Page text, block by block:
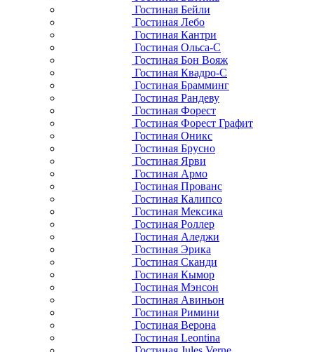
Гостиная Бейли
Гостиная Лебо
Гостиная Кантри
Гостиная Ольса-С
Гостиная Бон Вояж
Гостиная Квадро-С
Гостиная Брамминг
Гостиная Рандеву
Гостиная Форест
Гостиная Форест Графит
Гостиная Оникс
Гостиная Брусно
Гостиная Ярви
Гостиная Армо
Гостиная Прованс
Гостиная Калипсо
Гостиная Мексика
Гостиная Роллер
Гостиная Аледжи
Гостиная Эрика
Гостиная Сканди
Гостиная Кымор
Гостиная Мэнсон
Гостиная Авиньон
Гостиная Римини
Гостиная Верона
Гостиная Leontina